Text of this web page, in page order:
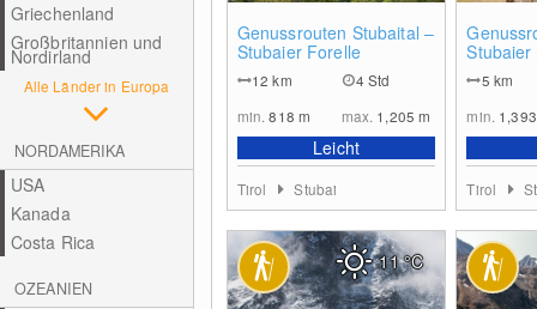
Griechenland
Großbritannien und
Nordirland
Alle Länder in Europa
NORDAMERIKA
USA
Kanada
Costa Rica
OZEANIEN
Genussrouten Stubaital –
Stubaier Forelle
12km
4 Std
min.818 m max. 1,205m
Leicht
Tirol Stubai
Stubaier
5 km
min. 1,393
Tirol
11°C